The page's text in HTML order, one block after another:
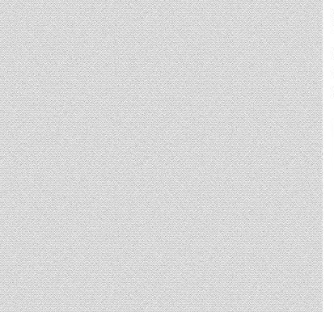
TN 5007
CẶP HỌC SINH MS:
TN 5015